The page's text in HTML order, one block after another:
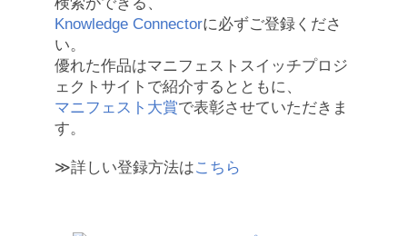
Knowledge Connectorに必ずご登録くださ
い。
優れた作品はマニフェストスイッチプロジ
ェクトサイトで紹介するとともに、
マニフェスト大賞で表彰させていただきま
す。
≫詳しい登録方法はこちら